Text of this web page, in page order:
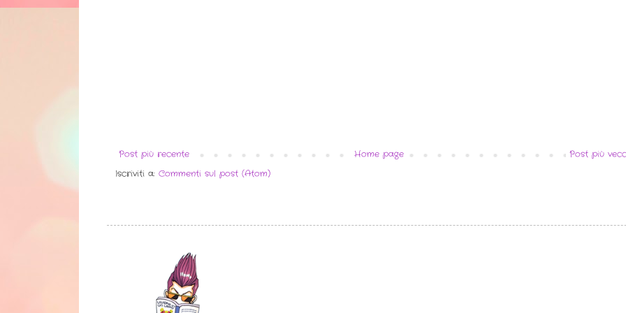
Post più recente Post più
Home page
Iscriviti a: Commenti sul post (Atom)